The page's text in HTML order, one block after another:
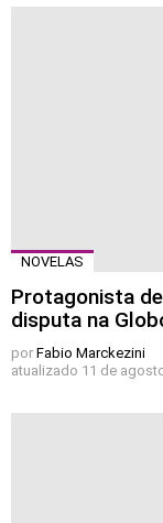
NOVELAS
Protagonista
disputa na
por Fabio Marckezini
atualizado 11 de